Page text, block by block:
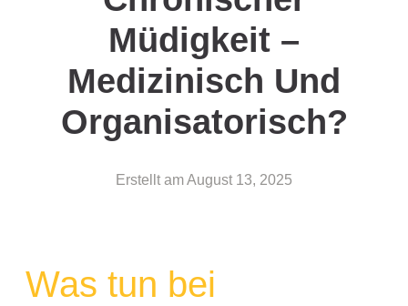
Müdigkeit –
Medizinisch Und
Organisatorisch?
Erstellt amAugust 13, 2025
Was tun bei